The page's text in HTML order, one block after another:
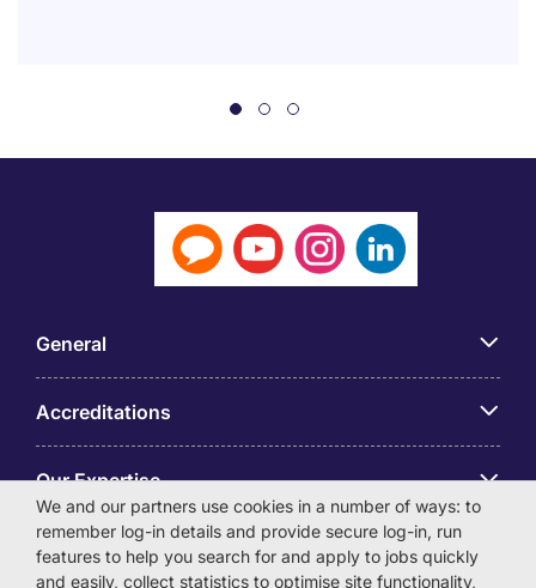
General
Accreditations
Our Expertise
アプリ
We and our partners use cookies in a number of ways: to
remember log-in details and provide secure log-in, run
features to help you search for and apply to jobs quickly
and easily, collect statistics to optimise site functionality,